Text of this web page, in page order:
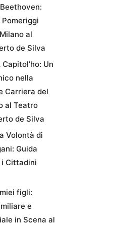
al
de Silva
Un
nella
Carriera del
al Teatro
de Silva
Volontà di
Guida
Cittadini
figli:
e
in Scena al